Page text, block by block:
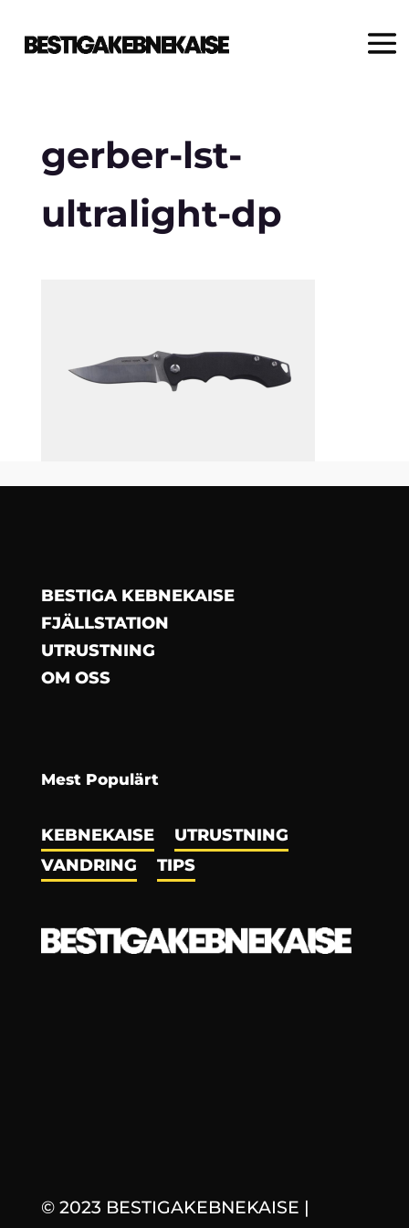
gerber-lst-
ultralight-dp
BESTIGA KEBNEKAISE
FJÄLLSTATION
UTRUSTNING
OM OSS
Mest Populärt
KEBNEKAISE
UTRUSTNING
VANDRING
TIPS
© 2023 BESTIGAKEBNEKAISE |